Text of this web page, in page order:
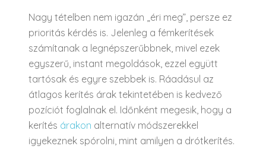
Nagy tételben nem igazán „éri meg”, persze ez
prioritás kérdés is. Jelenleg a fémkerítések
számítanak a legnépszerűbbnek, mivel ezek
egyszerű, instant megoldások, ezzel együtt
tartósak és egyre szebbek is. Ráadásul az
átlagos kerítés árak tekintetében is kedvező
pozíciót foglalnak el. Időnként megesik, hogy a
kerítés árakon alternatív módszerekkel
igyekeznek spórolni, mint amilyen a drótkerítés.